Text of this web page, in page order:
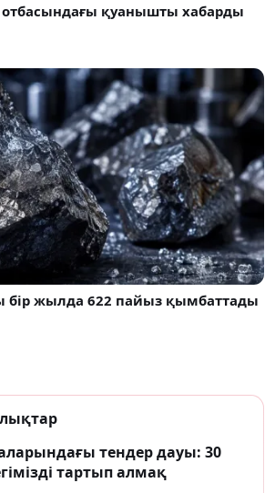
қуанышты хабарды
бір жылда 622 пайыз қымбаттады
тендер дауы: 30
тартып алмақ